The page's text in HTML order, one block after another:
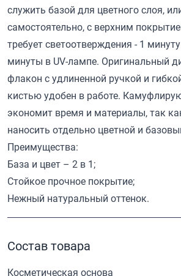
служить базой для цветного слоя,
самостоятельно, с верхним
требует светоотверждения - 1
минуты в UV-лампе. Оригинальный
флакон с удлиненной ручкой и
кистью удобен в работе.
экономит время и материалы, так
наносить отдельно цветной и
Преимущества:
База и цвет – 2 в 1;
Стойкое прочное покрытие;
Нежный натуральный оттенок.
Состав товара
Косметическая основа